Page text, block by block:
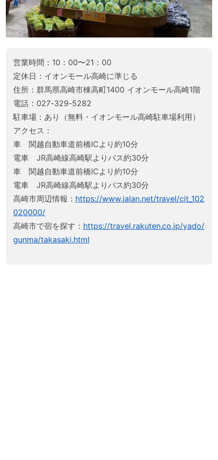
営業時間：10：00〜21：00
定休日：イオンモール高崎に準じる
住所：群馬県高崎市棟高町1400 イオンモール高崎1階
電話：027-329-5282
駐車場：あり（無料・イオンモール高崎駐車場利用）
アクセス：
車 関越自動車道前橋ICより約10分
電車 JR高崎線高崎駅よりバス約30分
車 関越自動車道前橋ICより約10分
電車 JR高崎線高崎駅よりバス約30分
高崎市周辺情報： https://www.jalan.net/travel/cit_102
020000/
高崎市で宿を探す： https://travel.rakuten.co.jp/yado/
gunma/takasaki.html